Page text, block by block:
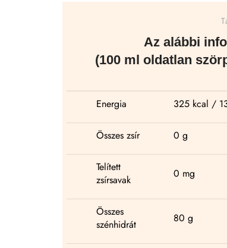
Az alábbi
(100 ml oldatlan
Energia 325 kcal /
Összes zsír 0 g
Telített
zsírsavak
0 mg
Összes
szénhidrát
80 g